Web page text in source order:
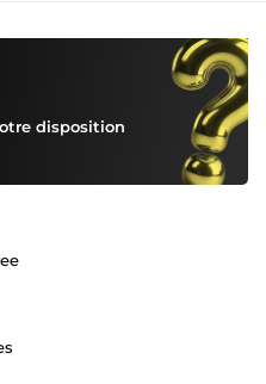
disposition